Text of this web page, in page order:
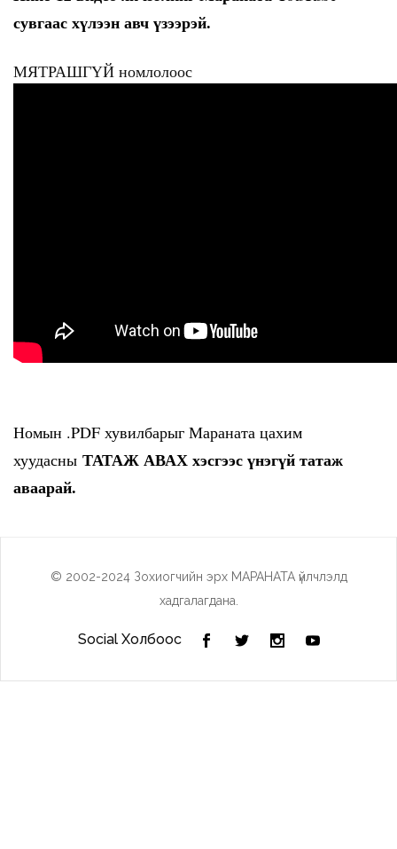
сувгаас хүлээн авч үзээрэй.
МЯТРАШГҮЙ номлолоос
Номын .PDF хувилбарыг Мараната цахим
хуудасны ТАТАЖ АВАХ хэсгээс үнэгүй татаж
аваарай.
© 2002-2024 Зохиогчийн эрх МАРАНАТА үйлчлэлд
хадгалагдана.
Social Холбоос